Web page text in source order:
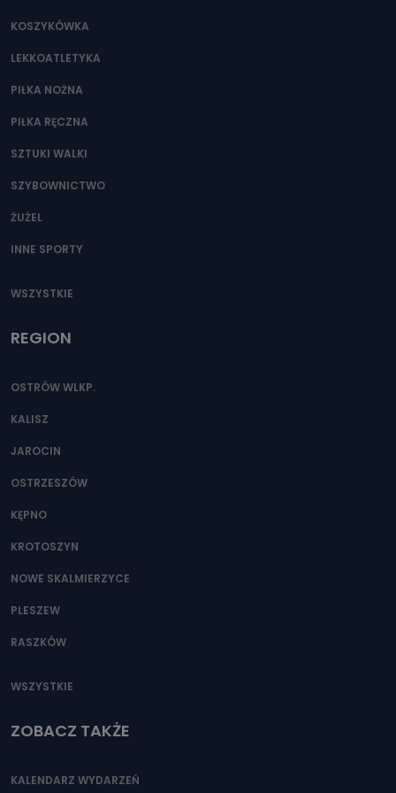
zostały przekazane w Państwa imieniu) lub dane osobowe,
szczególności: imię i nazwisko, adres e-mail, telefon
oraz partnerzy wspomagający administratora w jego
danych osobowych?
Można to zrobić pod numerem telefonu 62 735-51-05 lub
KOSZYKÓWKA
LEKKOATLETYKA
PIŁKA NOŻNA
PIŁKA RĘCZNA
SZTUKI WALKI
SZYBOWNICTWO
ŻUŻEL
INNE SPORTY
WSZYSTKIE
REGION
OSTRÓW WLKP.
KALISZ
JAROCIN
OSTRZESZÓW
KĘPNO
KROTOSZYN
NOWE SKALMIERZYCE
PLESZEW
RASZKÓW
WSZYSTKIE
ZOBACZ TAKŻE
KALENDARZ WYDARZEŃ